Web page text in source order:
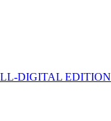
DIGITAL EDITION